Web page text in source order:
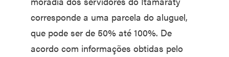
corresponde a uma parcela do aluguel,
que pode ser de 50% até 100%. De
acordo com informações obtidas pelo